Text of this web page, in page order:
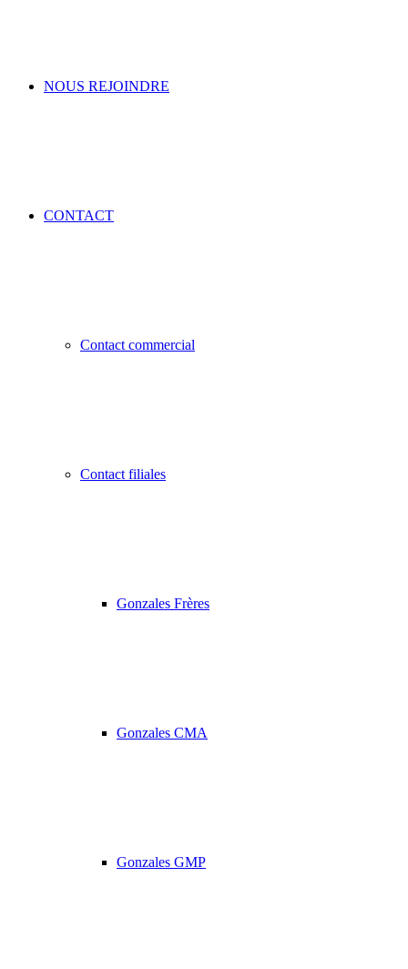
NOUS REJOINDRE
CONTACT
Contact commercial
Contact filiales
Gonzales Frères
Gonzales CMA
Gonzales GMP